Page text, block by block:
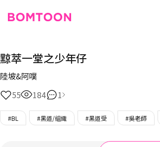
黥萃一堂之少年仔
陸坡&阿噗
55
184 1
#BL #黑道/組織 #黑道受 #吳老師